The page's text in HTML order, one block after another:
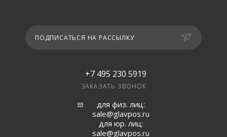
ПОДПИСАТЬСЯ НА РАССЫЛКУ
+7 495 230 5919
ЗАКАЗАТЬ ЗВОНОК
для физ. лиц:
sale@glavpos.ru
для юр. лиц:
sale@glavpos.ru